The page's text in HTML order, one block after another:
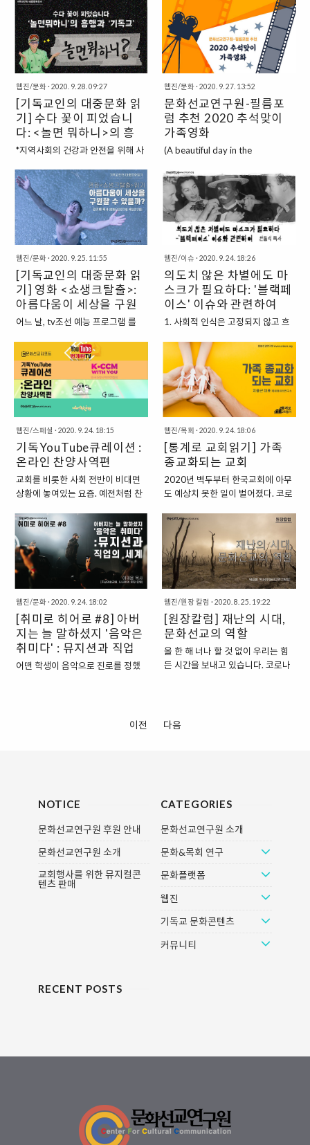
도 중요하지만, 시대와 사람의 마음
을 읽어내는 ‘마케팅’도 큰 몫을 차
지합니다. 그러다 보니 트렌드를 읽
어내는 능력이 곧 사람을 읽어내는
능력으로, 이제는 세대를 초월하여
중요한 것..
다. 승려이자 메이크업 아티스트인
니시무라 코도 불교를 먼저 보자. 불
교의 승려는 전통적으로 별도의 일
을 하지 못하게 되어 있는 경우가 많
다고 한다. 하지만 현대에는 꼭 생업
을 위해서..
상의 교회는 카메라에 직접 대고 말
하는 것이다. 온라인 상의 교회는 상
호 작용하는 것이다. 온라인 상의 교
회는 성장하고 있는 온라인 회중을
양육하고자 하는 의도적인 노력이
다. 영상을 스트리밍 하는 것은 수동
적인 것이다. 영상이 스트리밍(실시
간 또는 녹화) 되는 동안 시청자는
참가자가 아닌 관찰자가 된다. 일부
추정에 따르면 “정상”으로 돌아가는
데는 3-4년 정도가 걸릴 수 있기 때
문에, 교회는 이 문제를 제대로 파악
해야 한다. 물론 정상화라는 것이 애
초에 가능하다면 말이다. 최근 목회
자들과의 대화를 토대로 살펴보면,
통상적으로 교회 성도들 중 약 30
%가 현장 예배에 출석하고 있다. 반
면, 온라인 상에서 예배에 참석하는
사람들은..
사람들에게 설교하면서 보냈을 것
이다. 그때 여러분은 회중들의 에너
지를 느낄 수 있었는데, 예를 들면
그들의 바디랭귀지를 통해 설교에
집중하고 있는지 아닌지를 알 수 있
거나, 또 여러분이 너무 길게 하고
있는지 아닌지, 회중들과 잘 연결되
고 있는지 아닌지를 알 수 있었다.
그러나 코로나19 바이러스가 왔고,
이제 여러분은 텅 빈 공간에서 카메
라를 향해 설교해야 하는 상황이 되
었다. 사역에서 지금껏 ‘관계적으로
연결된 부분’은 이제 분리된 것처럼
느껴질 것이다. 카메라 너머에 있는
사람이 누구인지, 그리고 그들이 잠
옷을 입고 앉아서 얼마나 참여하고
있을지, 여러분이 그들과 잘 연결되
어 있고 그들이 잘 따라오고 있는지
알 방법이 없다. 많은..
웹진/문화· 2020. 9. 28. 09:27
[기독교인의 대중문화 읽
기] 수다 꽃이 피었습니
다: <놀면 뭐하니>의 흥
행과 기독교
*지역사회의 건강과 안전을 위해 사
칙을 지키며 진행하였습니다. 김지
혜: 안녕하세요~ 저는 문화선교연
구원에서 책임연구원으로 있는 김
지혜 목사입니다. 오늘 ‘수다 꽃이
피었습니다’에서는 한창 국민들에
게 사랑받고 있는 예능 프로그램 를
다뤄보려고 하는데요. 그래서 오늘
은 특별히 에서부터 의 찐 팬인 한
분을 초대해봤습니다. 먼저 자기소
개 부탁드릴게요! 안태진: 저는 현
재 연세대학교 교목실에서 전도사
로 섬기고 있는 ‘안태진’입니다. 임
주은: 저는 문화선교연구원 기획간
사로 섬기고 있는 ‘임주은’입니다. #
의 흥행 이유는? 김지혜: 의 첫 시작
은 “스케줄 없는 날, 놀면 뭐하
니?”라고 말하는 유재석에게, 김태
호 PD가 카메라를 맡기면서 시작된
릴레이 카메라였었죠. 처음엔 시청
률 3%..
웹진/문화· 2020. 9. 27. 13:52
문화선교연구원-필름포
럼 추천 2020 추석맞이
가족영화
(A beautiful day in the
개최된 제17회 서울국제사랑영화
제 개막작이다. 미국의 ‘종이접기 아
저씨’라 할 수 있는 실존인물 프레드
로저스 목사의 이야기를 담아냈다.
아버지에 대한 분노와 상처를 갖고
를 인터뷰하면서 오히려 자기 자신
이 치유되고 회복되는 과정을 그렸
다. 가깝기에 도리어 상처와 아픔이
되는 가족이 서로 어떻게 바라보며
회복을 경험할 수 있는가를 그려낸
수 있다. 영화 후 토론 자료 ‘무비톡
가이드’는 www.cricum.org/1646
에서 다운로드 받을 수 있다. - 백광
훈 목사(문화선교연구원장) (Little
Women, 2019) ‘가족’은 그 어떤
만남보..
웹진/문화· 2020. 9. 25. 11:55
[기독교인의 대중문화 읽
기] 영화 <쇼생크탈출>:
아름다움이 세상을 구원
할 수 있을까?
어느 날, tv조선 예능 프로그램 를
의 노래와 끼에 흥이 한창 무르익을
때였다. 통화가 처음 연결되었을 때
들리던 시청자의 반가운 목소리가
달라졌다. 너무 아파서 힘들었는데
그들의 노래를 들으면서 큰 도움을
받았다고, 힘이 되고, 많이 회복된
것 같다고 웃음과 울음이 뒤섞인 채
고마움을 표했다. 이야기를 듣던 출
연자는 통화가 끊기는 마지막까지
최선을 다해 응원의 메시지를 전하
고, 진심을 담아 노래를 했다. 적어
아니라 힘겨운 상황에 처한 이들이
비슷한 경험을 하는 게 분명해 보였
다. 자주 보지 않는 프로그램이라 머
리로만 이해하던 인기의 원인을 온
몸으로 절감했다. 전화 연결이 된 시
청자뿐 아니라 필자를 포함해 코로
나19로 힘든 모든 시..
웹진/이슈 · 2020. 9. 24. 18:26
의도치 않은 차별에도 마
스크가 필요하다: '블랙페
이스' 이슈와 관련하여
1. 사회적 인식은 고정되지 않고 흐
달래보고자 승강기에 올랐다. 그런
데 평소 알고 지내 온 위층 어르신께
서 입을 손으로 막고 계신 게 아닌
가? 가만 보니 마스크를 하지 않으
셔서 그랬던 모양이다. 한 손엔 음식
물 쓰레기가 들려 있다. 바로 코 앞
이니 그사이 누굴 마주치지 않으리
라 생각하셨던 거다. 어르신의 배려
깊은 손길에 한껏 더 고개 숙여 인사
를 건넸다. 바이러스라는 녀석이 참
나쁜 게 의도치 않은 전파를 매개로
안 좋은 소식의 주범은 바이러스인
데 온통 사람들이 욕을 먹고 골머리
를 싼다. 그래도 오랜 세월 발을 디
딘 인류는 직감적으로 알고 있다. 바
이러스를 잡더라도 서로 의도치 않
은 감염이 생기지 않게 힘껏 배려해
야 자신의 몸도 지킬..
웹진/스페셜 · 2020. 9. 24. 18:15
기독YouTube큐레이션 :
온라인 찬양사역편
교회를 비롯한 사회 전반이 비대면
상황에 놓여있는 요즘. 예전처럼 찬
없는 상황임에도 불구하고, 오히려
삶의 자리에서도 찬양이 멈추지 않
도록 보여주고 들려주는 유튜브 채
널들이 있다는데..? 이번 편은 코로
나19 바이러스 상황에서도 온라인
이라는 장을 이용하여 복음 전달에
앞장서는 기독교 문화 콘텐츠들을
소개하고자 한다. 1. [번개탄TV]
“꺼져버린 연탄불을 다시 살아있는
불로 만들어 줄 수 있는 번개탄처
럼”, 이 시대 그리스도인들의 마음에
은혜의 불을 다시 뜨겁게 살려낼 수
다양한 프로그램이 준비되어 있고,
웹진/목회 · 2020. 9. 24. 18:06
[통계로 교회읽기] 가족
종교화되는 교회
2020년 벽두부터 한국교회에 아무
도 예상치 못한 일이 벌어졌다. 코로
생들도 주일날 교회에 나가지 못하
는 현상이 나타난 것이다. 지금은 많
은 교회가 주일날 오프라인 예배를
온라인 예배와 병행해서 드리고 있
으나, 여전히 부모의 요구에 의해서
또는 불안감 때문에 교회학교에 출
석하는 것을 꺼리는 학생들이 상당
수 있다. 목회자들은 출석 교인수가
줄어들 것이라는 우려를 갖고 있고,
한편으로 뉴노멀 시대에 비대면 온
라인 중심의 디지털 시대 전환이 매
와 실천신대21세기교회연구소가
웹진/문화· 2020. 9. 24. 18:02
[취미로 히어로 #8] 아버
지는 늘 말하셨지 '음악은
취미다' : 뮤지션과 직업
의 세계
어떤 학생이 음악으로 진로를 정했
오디션 프로그램 등에서 단골 스토
이 하는 음악으로 꼭 생계가 되어야
않은 사례들이 꽤 많다. 래퍼 뱃사공
은 mnet 프로그램인 의 프로듀서
자리를 거절하고 맥딜리버리 일을
계속하겠다고 해서 화제가 되었다.
오랫동안 언더그라운드에서 활동을
웹진/원장 칼럼 · 2020. 8. 25. 19:22
[원장칼럼] 재난의 시대,
문화선교의 역할
올 한 해 너나 할 것 없이 우리는 힘
든 시간을 보내고 있습니다. 코로나
언도 2021년 말에야 가능할 것이
인해 많은 이들이 피해를 입고 생명
번 수해의 특징은 예년과 달리 한반
하였다는 점입니다. 수해의 규모뿐
만 아니라 단기간의 일기 예보조차
에는 급격한 기후 변화가 원인이라
소리입니다. 인공지능, 로..
이전 다음
NOTICE
문화선교연구원 후원 안내
문화선교연구원 소개
교회행사를 위한 뮤지컬콘
텐츠 판매
CATEGORIES
문화선교연구원 소개
문화&목회 연구
문화플랫폼
웹진
기독교 문화콘텐츠
커뮤니티
RECENT POSTS